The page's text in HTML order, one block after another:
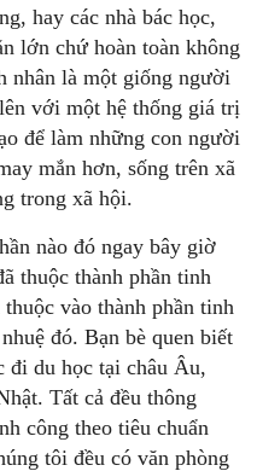
hay các nhà bác học,
lớn chứ hoàn toàn không
nhân là một giống người
với một hệ thống giá trị
để làm những con người
mắn hơn, sống trên xã
trong xã hội.
nào đó ngay bây giờ
thuộc thành phần tinh
vào thành phần tinh
đó. Bạn bè quen biết
đi du học tại châu Âu,
Tất cả đều thông
công theo tiêu chuẩn
tôi đều có văn phòng